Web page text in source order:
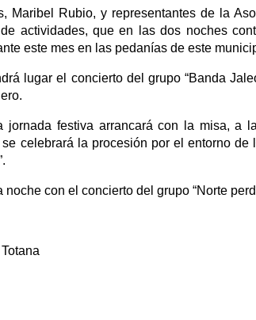
Maribel Rubio, y representantes de la
actividades, que en las dos noches
este mes en las pedanías de este
lugar el concierto del grupo “Banda
jornada festiva arrancará con la misa, a
celebrará la procesión por el entorno
noche con el concierto del grupo “Norte